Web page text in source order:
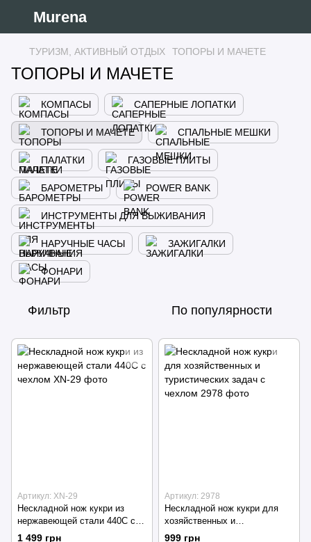
Murena
ТУРИЗМ, АКТИВНЫЙ ОТДЫХ ТОПОРЫ И МАЧЕТЕ
ТОПОРЫ И МАЧЕТЕ
КОМПАСЫ САПЕРНЫЕ ЛОПАТКИ
ТОПОРЫ И МАЧЕТЕ СПАЛЬНЫЕ МЕШКИ
ПАЛАТКИ ГАЗОВЫЕ ПЛИТЫ
БАРОМЕТРЫ POWER BANK
ИНСТРУМЕНТЫ ДЛЯ ВЫЖИВАНИЯ
НАРУЧНЫЕ ЧАСЫ ЗАЖИГАЛКИ
ФОНАРИ
Фильтр По популярности
Артикул: XN-29
Нескладной нож кукри из
нержавеющей стали 440C с
чехлом
1 499 грн
Артикул: 2978
Нескладной нож кукри для
хозяйственных и
туристических задач с
999 грн